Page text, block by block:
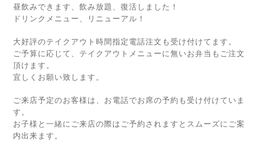
昼飲みできます、飲み放題、復活しました！
ドリンクメニュー、リニューアル！
大好評のテイクアウト時間指定電話注文も受け付けてます。
ご予算に応じて、テイクアウトメニューに無いお弁当もご注文
頂けます。
宜しくお願い致します。
ご来店予定のお客様は、お電話でお席の予約も受け付けていま
す。
お子様と一緒にご来店の際はご予約されますとスムーズにご案
内出来ます。